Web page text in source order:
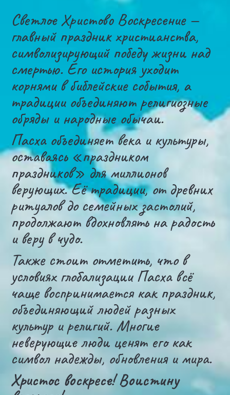
Светлое Христово Воскресение —
главный праздник христианства,
символизирующий победу жизни над
смертью. Его история уходит
корнями в библейские события, а
традиции объединяют религиозные
обряды и народные обычаи.
Пасха объединяет века и культуры,
оставаясь «праздником
праздников» для миллионов
верующих. Её традиции, от древних
ритуалов до семейных застолий,
продолжают вдохновлять на радость
и веру в чудо.
Также стоит отметить, что в
условиях глобализации Пасха всё
чаще воспринимается как праздник,
объединяющий людей разных
культур и религий. Многие
неверующие люди ценят его как
символ надежды, обновления и мира.
Христос воскресе! Воистину